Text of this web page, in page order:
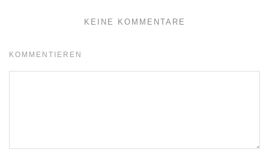
KEINE KOMMENTARE
KOMMENTIEREN